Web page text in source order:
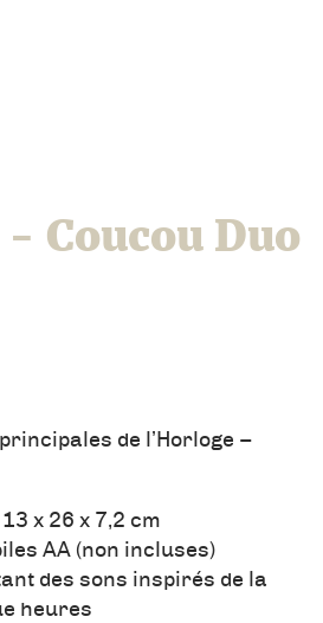
Coucou Duo
de l’Horloge –
x 26 x 7,2 cm
AA (non incluses)
des sons inspirés de la
heures